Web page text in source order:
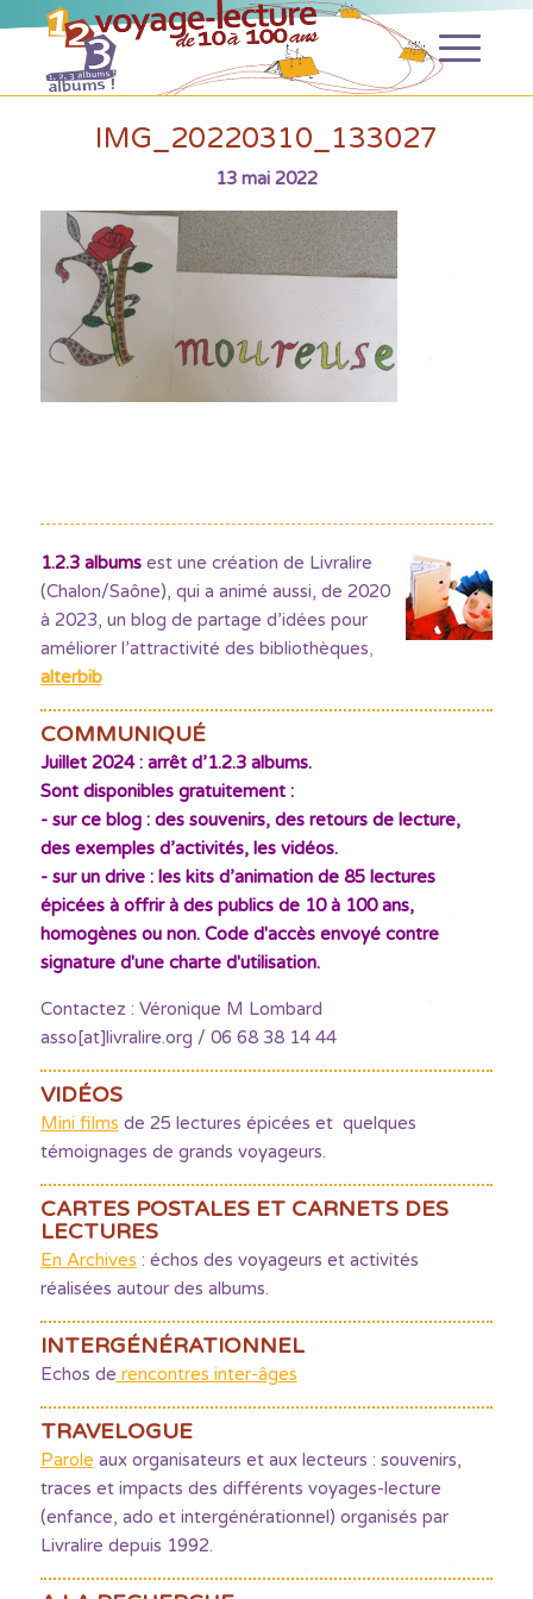
IMG_20220310_133027
13 mai 2022
1.2.3 albumsest une création de Livralire
(Chalon/Saône), qui a animé aussi, de 2020
à 2023, un blog de partage d’idées pour
améliorer l’attractivité des bibliothèques,
alterbib
COMMUNIQUÉ
Juillet 2024 : arrêt d’1.2.3 albums.
Sont disponibles gratuitement :
- sur ce blog : des souvenirs, des retours de lecture,
des exemples d’activités, les vidéos.
- sur un drive : les kits d’animation de 85 lectures
épicées à offrir à des publics de 10 à 100 ans,
homogènes ou non. Code d'accès envoyé contre
signature d'une charte d'utilisation.
Contactez : Véronique M Lombard
asso[at]livralire.org / 06 68 38 14 44
VIDÉOS
Mini films de 25 lectures épicées et quelques
témoignages de grands voyageurs.
CARTES POSTALES ET CARNETS DES
LECTURES
En Archives : échos des voyageurs et activités
réalisées autour des albums.
INTERGÉNÉRATIONNEL
Echos de rencontres inter-âges
TRAVELOGUE
Parole aux organisateurs et aux lecteurs : souvenirs,
traces et impacts des différents voyages-lecture
(enfance, ado et intergénérationnel) organisés par
Livralire depuis 1992.